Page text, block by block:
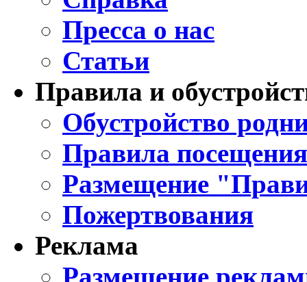
Пресса о нас
Статьи
Правила и
Обустройство
Правила
Размещение
Пожертвования
Реклама